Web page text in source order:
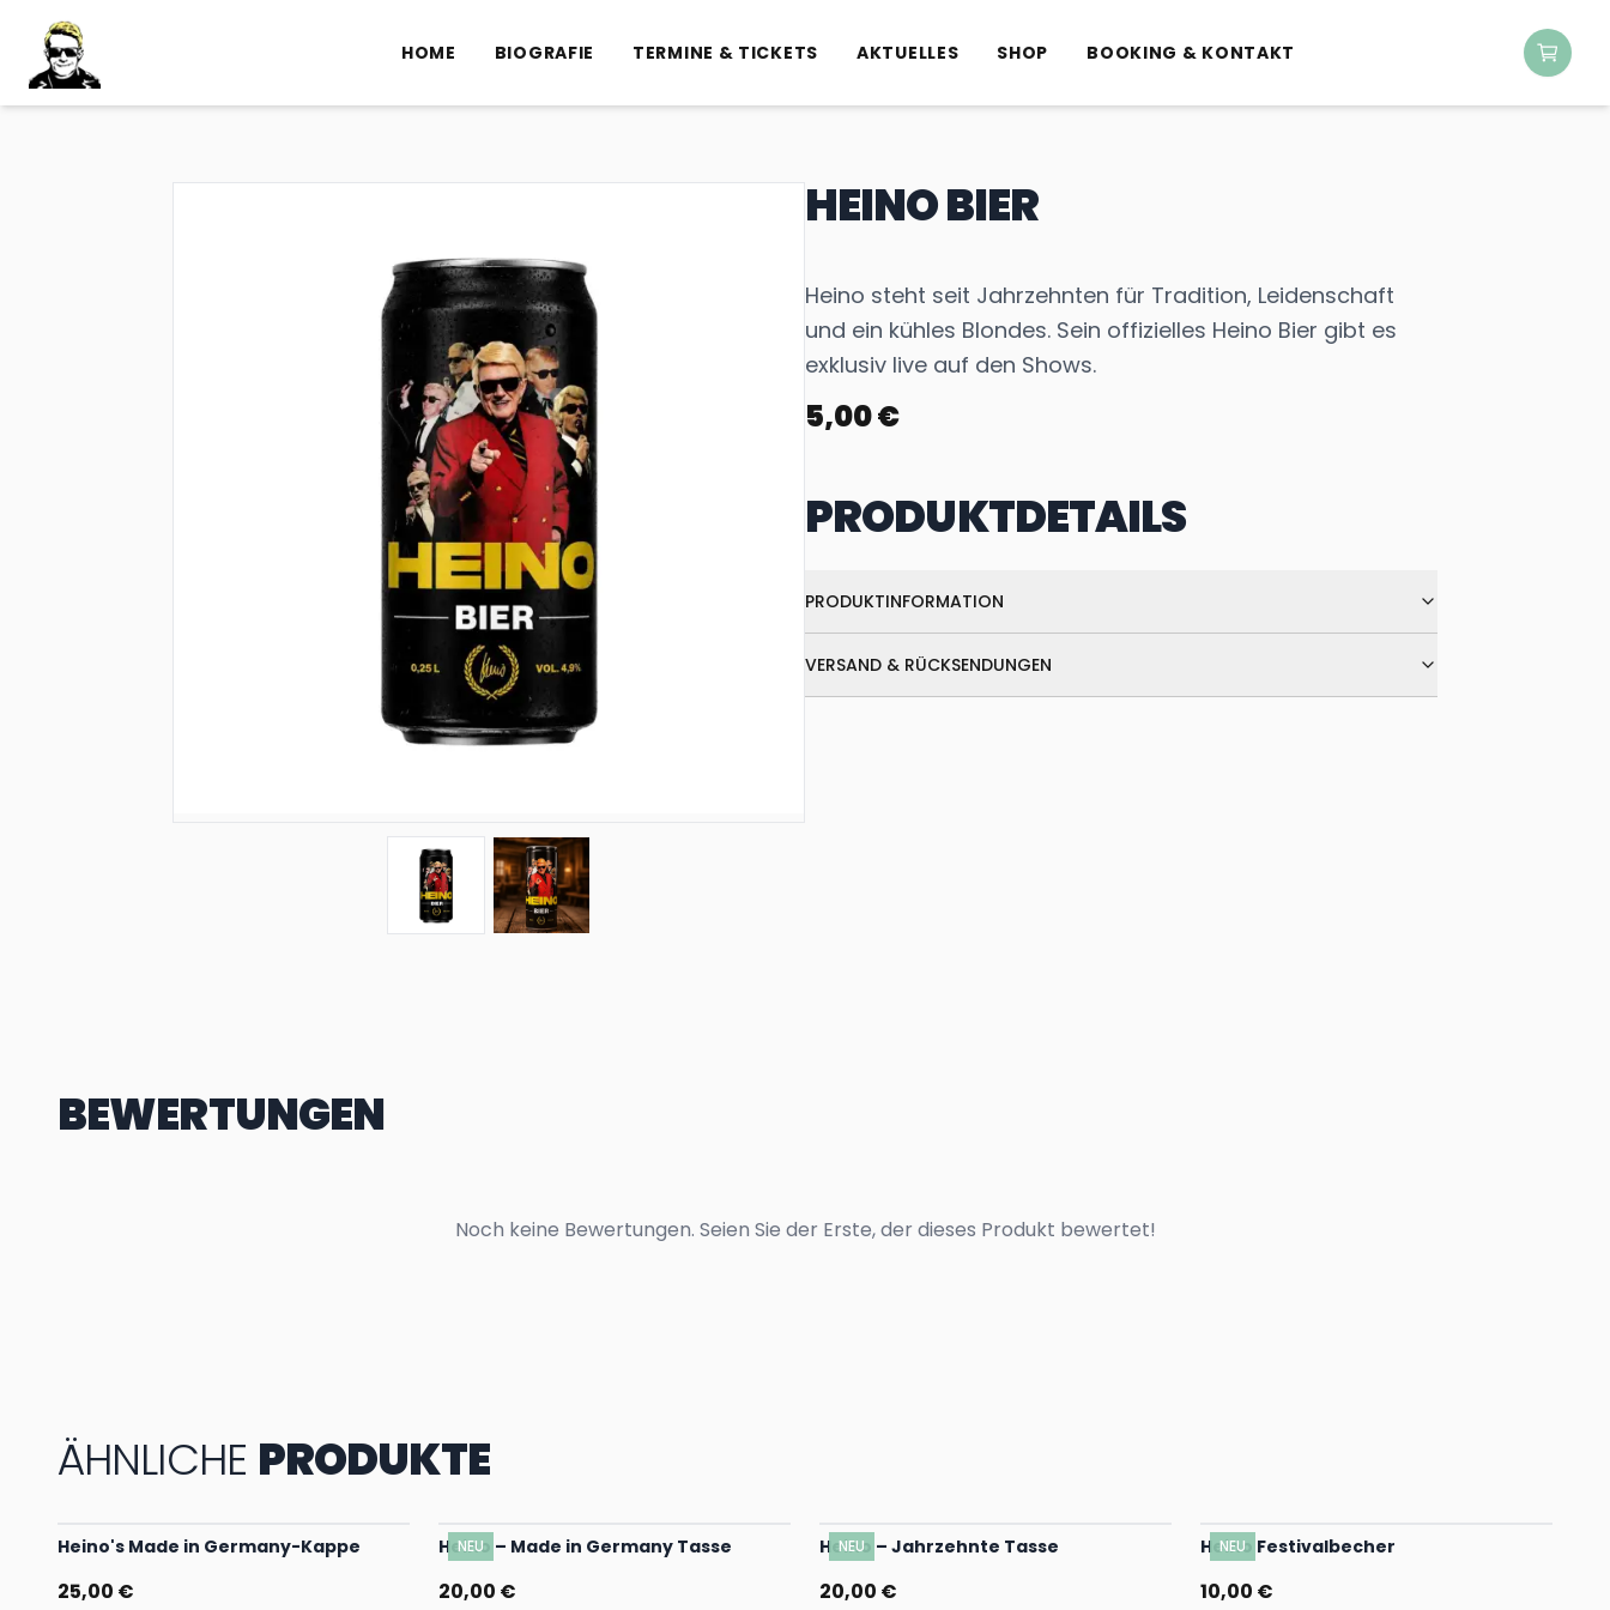
HOME BIOGRAFIE TERMINE & TICKETS AKTUELLES SHOP BOOKING & KONTAKT
HEINO BIER
Heino steht seit Jahrzehnten für Tradition, Leidenschaft
und ein kühles Blondes. Sein offizielles Heino Bier gibt es
exklusiv live auf den Shows.
5,00 €
PRODUKTDETAILS
PRODUKTINFORMATION
VERSAND & RÜCKSENDUNGEN
BEWERTUNGEN
Noch keine Bewertungen. Seien Sie der Erste, der dieses Produkt bewertet!
ÄHNLICHE PRODUKTE
Heino's Made in Germany-Kappe
25,00 €
NEU
Heino – Made in Germany Tasse
20,00 €
NEU
Heino – Jahrzehnte Tasse
20,00 €
NEU
Heino Festivalbecher
10,00 €